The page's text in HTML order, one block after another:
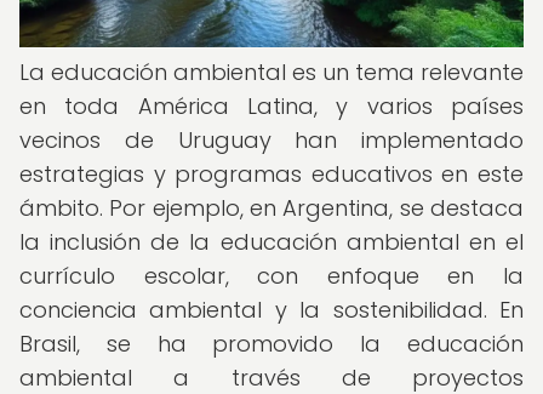
La educación ambiental es un tema relevante
en toda América Latina, y varios países
vecinos de Uruguay han implementado
estrategias y programas educativos en este
ámbito. Por ejemplo, en Argentina, se destaca
la inclusión de la educación ambiental en el
currículo escolar, con enfoque en la
conciencia ambiental y la sostenibilidad. En
Brasil, se ha promovido la educación
ambiental a través de proyectos